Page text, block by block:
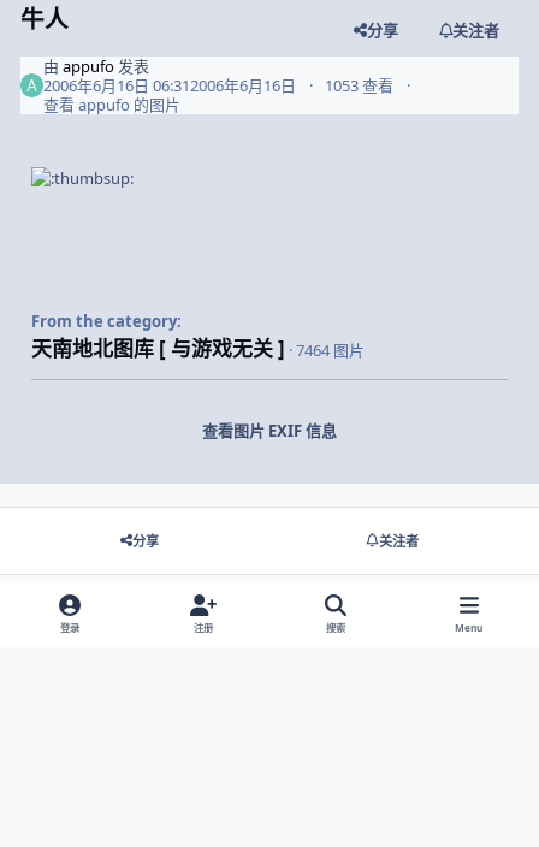
牛人 分享
关注者
由appufo 发表
2006年6月16日 06:312006年6月16日
1053 查看
查看 appufo 的图片
From the category:
天南地北图库 [ 与游戏无关 ] · 7464 图片
查看图片 EXIF 信息
分享 关注者
登录 注册 搜索 Menu